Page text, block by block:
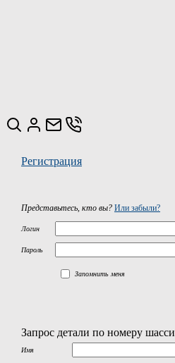
Регистрация
Представьтесь, кто вы? Или забыли?
Логин
Пароль
Запомнить меня
Запрос детали по номеру шасси
Имя